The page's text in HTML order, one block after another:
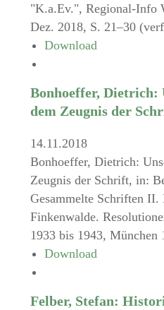
"K.a.Ev.", Regional-Info
Dez. 2018, S. 21–30
Download
Bonhoeffer, Dietrich:
dem Zeugnis der
14.11.2018
Bonhoeffer, Dietrich:
Zeugnis der Schrift, in:
Gesammelte Schriften
Finkenwalde.
1933 bis 1943, München
Download
Felber, Stefan: